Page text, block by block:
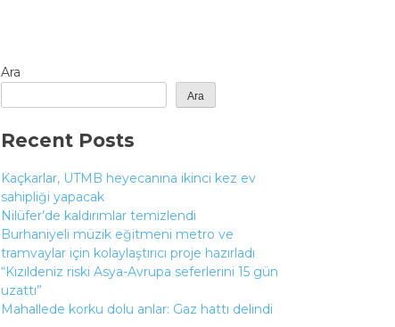
Ara
Ara
Recent Posts
Kaçkarlar, UTMB heyecanına ikinci kez ev
sahipliği yapacak
Nilüfer’de kaldırımlar temizlendi
Burhaniyeli müzik eğitmeni metro ve
tramvaylar için kolaylaştırıcı proje hazırladı
“Kızıldeniz riski Asya-Avrupa seferlerini 15 gün
uzattı”
Mahallede korku dolu anlar: Gaz hattı delindi